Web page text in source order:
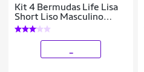
Kit 4 Bermudas Life Lisa
Short Liso Masculino
Básico Mauricinho Tactel